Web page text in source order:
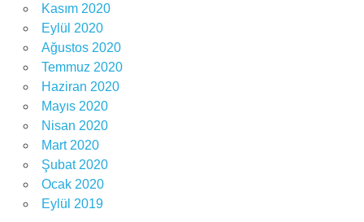
Kasım 2020
Eylül 2020
Ağustos 2020
Temmuz 2020
Haziran 2020
Mayıs 2020
Nisan 2020
Mart 2020
Şubat 2020
Ocak 2020
Eylül 2019